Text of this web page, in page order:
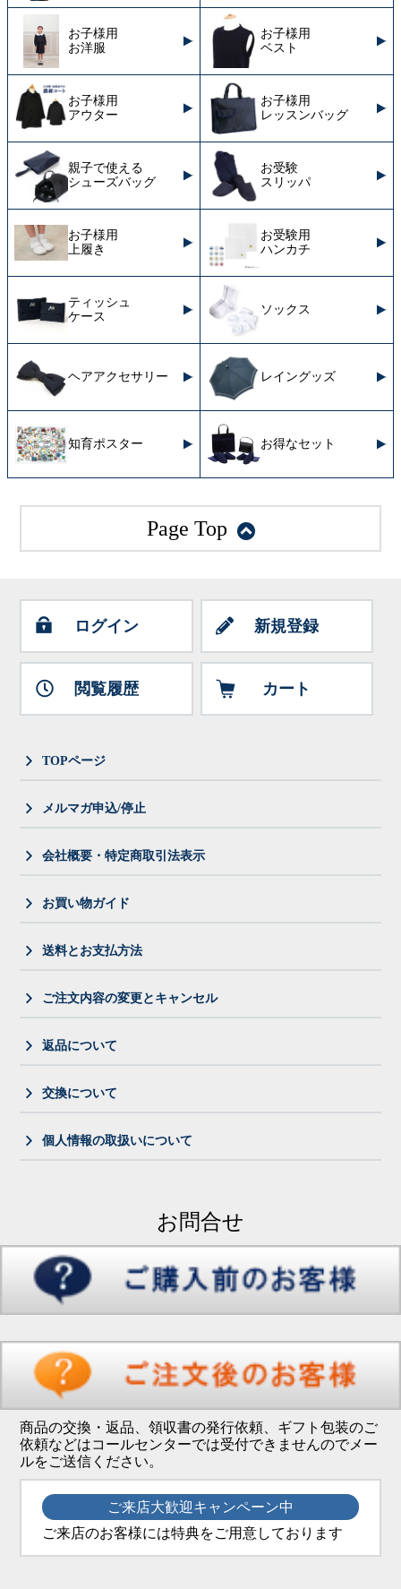
お子様用
お洋服
お子様用
ベスト
お子様用
アウター
お子様用
レッスンバッグ
親子で使える
シューズバッグ
お受験
スリッパ
お子様用
上履き
お受験用
ハンカチ
ティッシュ
ケース
ソックス
ヘアアクセサリー レイングッズ
知育ポスター お得なセット
Page Top
ログイン 新規登録
閲覧履歴 カート
TOPページ
メルマガ申込/停止
会社概要・特定商取引法表示
お買い物ガイド
送料とお支払方法
ご注文内容の変更とキャンセル
返品について
交換について
個人情報の取扱いについて
お問合せ
商品の交換・返品、領収書の発行依頼、ギフト包装のご
依頼などはコールセンターでは受付できませんのでメー
ルをご送信ください。
ご来店大歓迎キャンペーン中
ご来店のお客様には特典をご用意しております